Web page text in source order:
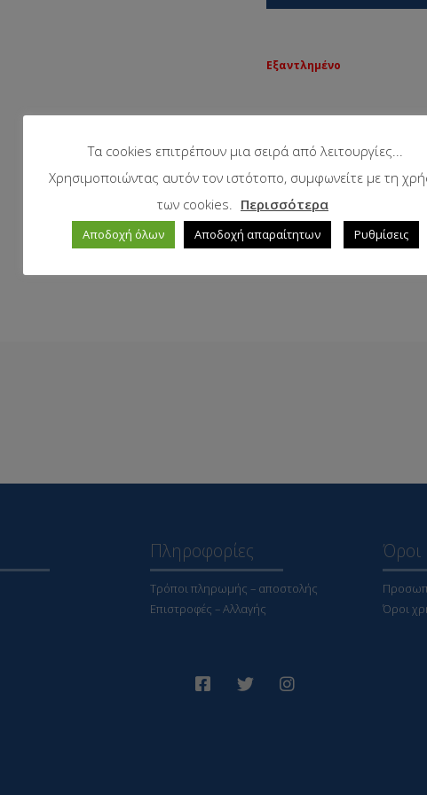
Εξαντλημένο
Πληροφορίες
Τρόποι πληρωμής – αποστολής
Επιστροφές – Αλλαγής
Όροι
Όροι
Τα cookies επιτρέπουν μια σειρά από λειτουργίες...
Χρησιμοποιώντας αυτόν τον ιστότοπο, συμφωνείτε με τη
των cookies. Περισσότερα
Αποδοχή όλων Αποδοχή απαραίτητων Ρυθμίσεις